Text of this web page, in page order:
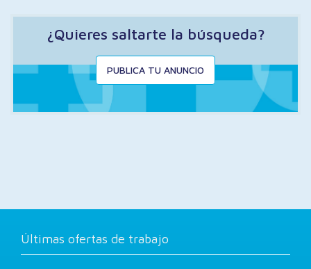
¿Quieres saltarte la búsqueda?
PUBLICA TU ANUNCIO
Últimas ofertas de trabajo